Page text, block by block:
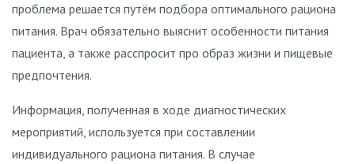
проблема решается путём подбора оптимального рациона
питания. Врач обязательно выяснит особенности питания
пациента, а также расспросит про образ жизни и пищевые
предпочтения.
Информация, полученная в ходе диагностических
мероприятий, используется при составлении
индивидуального рациона питания. В случае